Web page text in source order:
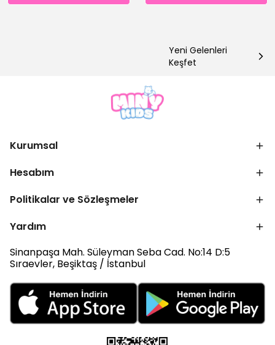
Yeni Gelenleri
Keşfet
Kurumsal
Hesabım
Politikalar ve Sözleşmeler
Yardım
Sinanpaşa Mah. Süleyman Seba Cad. No:14 D:5
Sıraevler, Beşiktaş / İstanbul